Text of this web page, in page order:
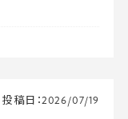
投稿日：2026/07/19